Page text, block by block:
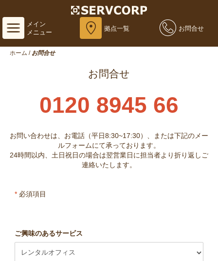
メイン
メニュー
拠点一覧 お問合せ
ホーム / お問合せ
お問合せ
0120 8945 66
お問い合わせは、お電話（平日8:30~17:30）、または下記のメー
ルフォームにて承っております。
24時間以内、土日祝日の場合は翌営業日に担当者より折り返しご
連絡いたします。
* 必須項目
ご興味のあるサービス